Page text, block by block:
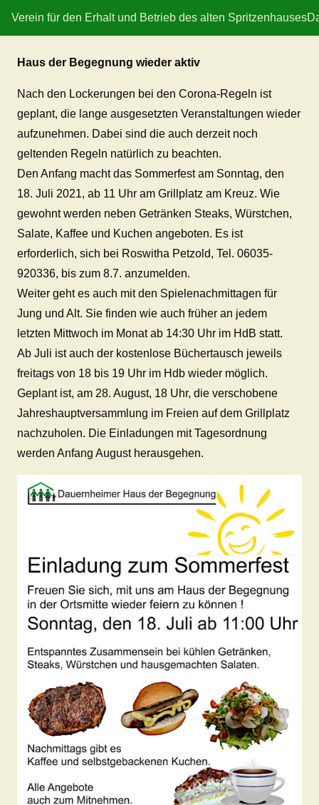
Verein für den Erhalt und Betrieb des alten Spritzenhauses
Haus der Begegnung wieder aktiv
Nach den Lockerungen bei den Corona-Regeln ist
geplant, die lange ausgesetzten Veranstaltungen wieder
aufzunehmen. Dabei sind die auch derzeit noch
geltenden Regeln natürlich zu beachten.
Den Anfang macht das Sommerfest am Sonntag, den
18. Juli 2021, ab 11 Uhr am Grillplatz am Kreuz. Wie
gewohnt werden neben Getränken Steaks, Würstchen,
Salate, Kaffee und Kuchen angeboten. Es ist
erforderlich, sich bei Roswitha Petzold, Tel. 06035-
920336, bis zum 8.7. anzumelden.
Weiter geht es auch mit den Spielenachmittagen für
Jung und Alt. Sie finden wie auch früher an jedem
letzten Mittwoch im Monat ab 14:30 Uhr im HdB statt.
Ab Juli ist auch der kostenlose Büchertausch jeweils
freitags von 18 bis 19 Uhr im Hdb wieder möglich.
Geplant ist, am 28. August, 18 Uhr, die verschobene
Jahreshauptversammlung im Freien auf dem Grillplatz
nachzuholen. Die Einladungen mit Tagesordnung
werden Anfang August herausgehen.